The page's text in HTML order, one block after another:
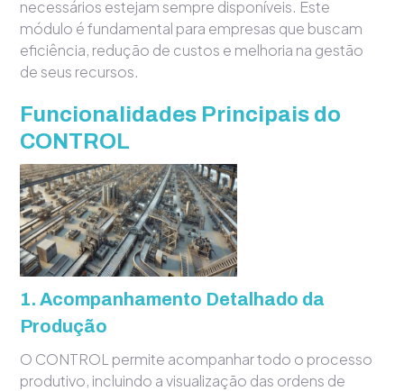
necessários estejam sempre disponíveis. Este
módulo é fundamental para empresas que buscam
eficiência, redução de custos e melhoria na gestão
de seus recursos.
Funcionalidades Principais do
CONTROL
1.Acompanhamento Detalhado da
Produção
O CONTROL permite acompanhar todo o processo
produtivo, incluindo a visualização das ordens de